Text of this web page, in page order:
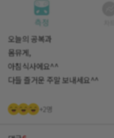
오늘의 공복과
몸뮤게,
아침식사에요^^
다들 즐거운 주말 보내세요^^
+2명